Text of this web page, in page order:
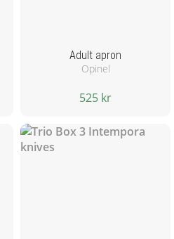
Adult apron
Opinel
525 kr